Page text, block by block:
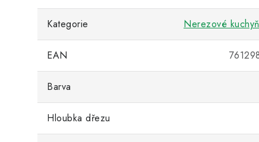
Kategorie Nerezové
EAN
Barva
Hloubka dřezu